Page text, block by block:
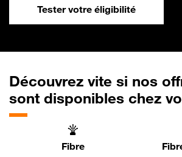
Tester votre éligibilité
Découvrez vite si nos
sont disponibles chez
Fibre